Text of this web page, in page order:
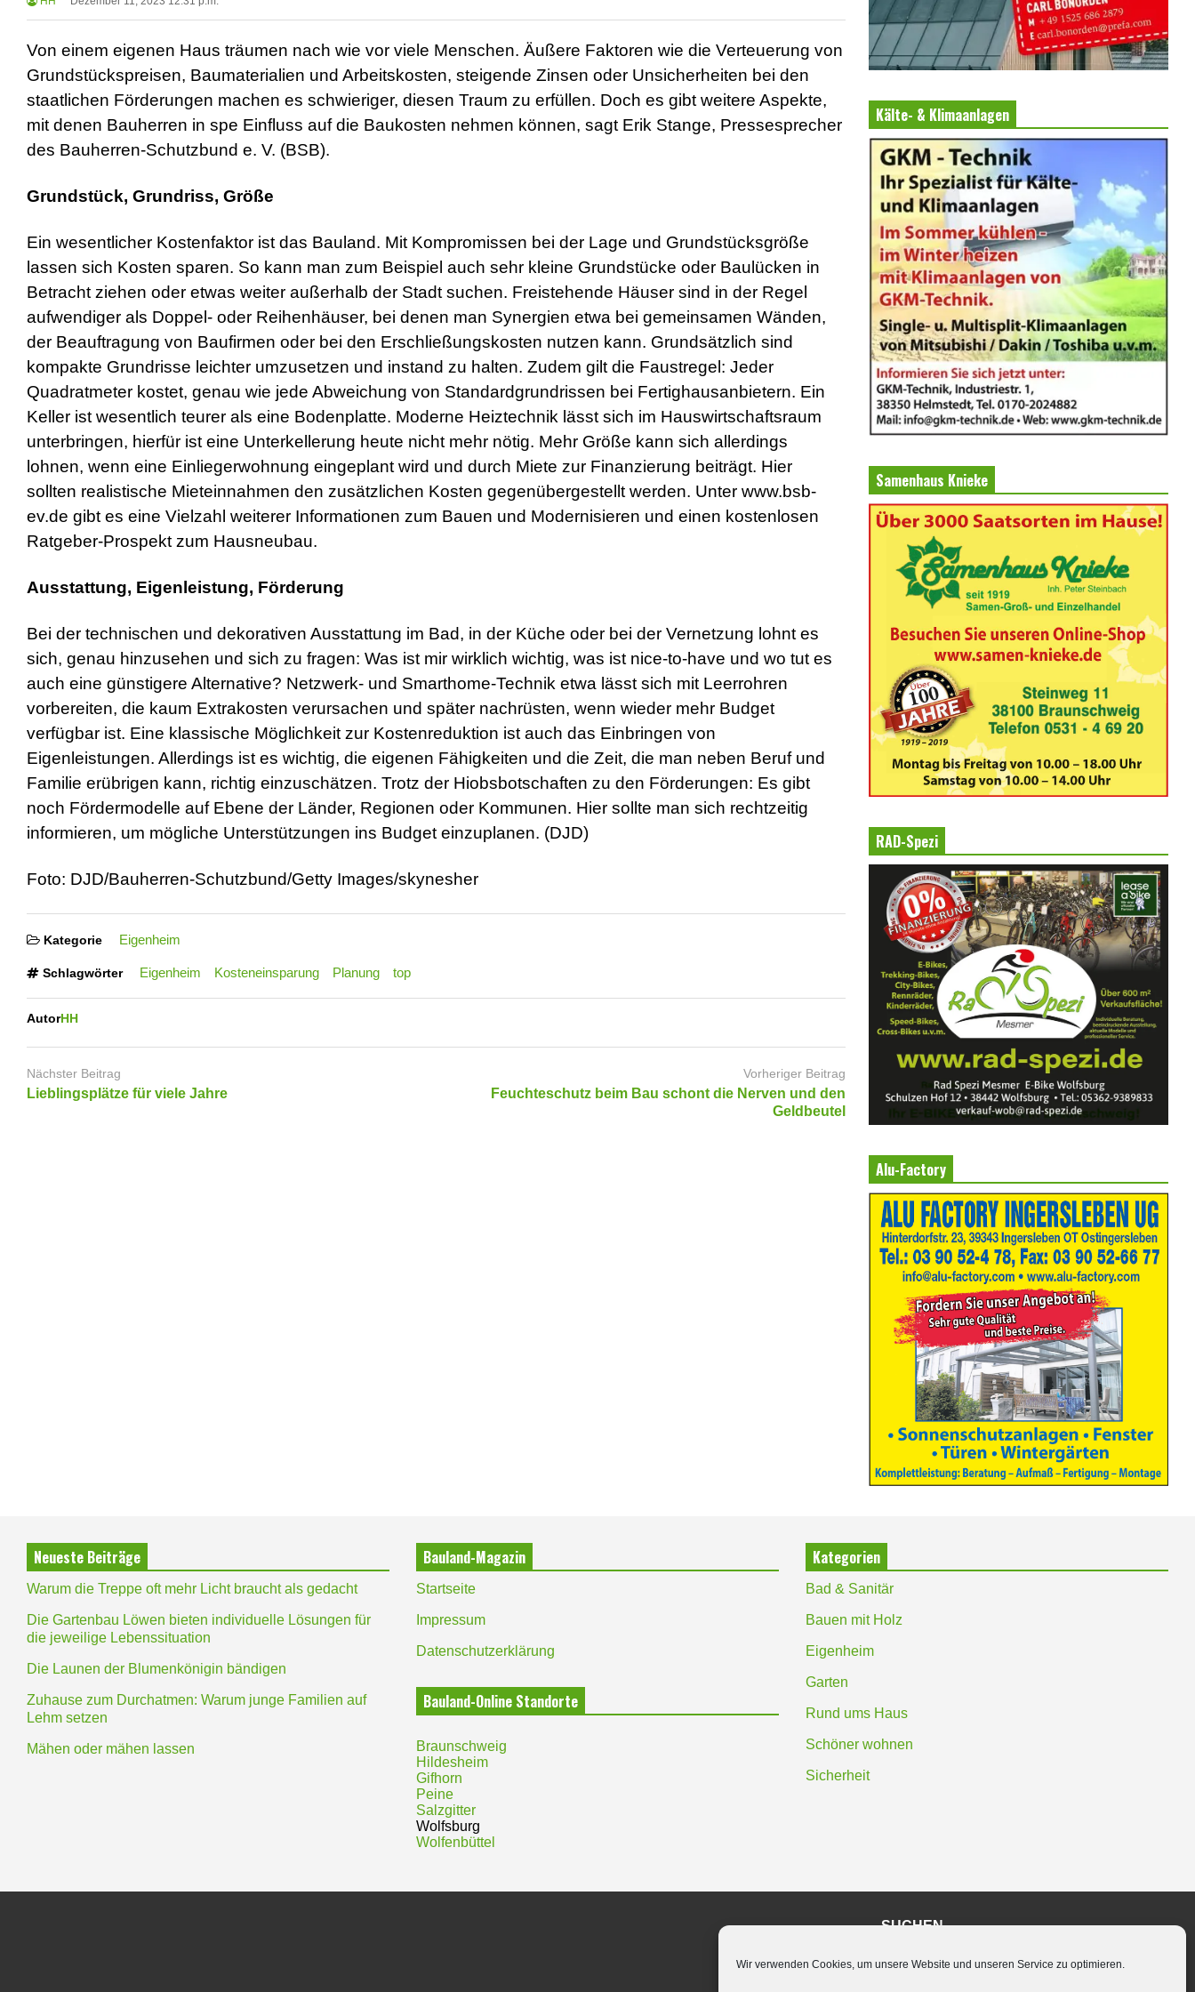
Wir verwenden Cookies, um unsere Website und unseren Service zu optimieren.
Von einem eigenen Haus träumen nach wie vor viele Menschen. Äußere Faktoren wie die Verteuerung von
Grundstückspreisen, Baumaterialien und Arbeitskosten, steigende Zinsen oder Unsicherheiten bei den
staatlichen Förderungen machen es schwieriger, diesen Traum zu erfüllen. Doch es gibt weitere Aspekte,
mit denen Bauherren in spe Einfluss auf die Baukosten nehmen können, sagt Erik Stange, Pressesprecher
des Bauherren-Schutzbund e. V. (BSB).
Grundstück, Grundriss, Größe
Ein wesentlicher Kostenfaktor ist das Bauland. Mit Kompromissen bei der Lage und Grundstücksgröße
lassen sich Kosten sparen. So kann man zum Beispiel auch sehr kleine Grundstücke oder Baulücken in
Betracht ziehen oder etwas weiter außerhalb der Stadt suchen. Freistehende Häuser sind in der Regel
aufwendiger als Doppel- oder Reihenhäuser, bei denen man Synergien etwa bei gemeinsamen Wänden,
der Beauftragung von Baufirmen oder bei den Erschließungskosten nutzen kann. Grundsätzlich sind
kompakte Grundrisse leichter umzusetzen und instand zu halten. Zudem gilt die Faustregel: Jeder
Quadratmeter kostet, genau wie jede Abweichung von Standardgrundrissen bei Fertighausanbietern. Ein
Keller ist wesentlich teurer als eine Bodenplatte. Moderne Heiztechnik lässt sich im Hauswirtschaftsraum
unterbringen, hierfür ist eine Unterkellerung heute nicht mehr nötig. Mehr Größe kann sich allerdings
lohnen, wenn eine Einliegerwohnung eingeplant wird und durch Miete zur Finanzierung beiträgt. Hier
sollten realistische Mieteinnahmen den zusätzlichen Kosten gegenübergestellt werden. Unter www.bsb-
ev.de gibt es eine Vielzahl weiterer Informationen zum Bauen und Modernisieren und einen kostenlosen
Ratgeber-Prospekt zum Hausneubau.
Ausstattung, Eigenleistung, Förderung
Bei der technischen und dekorativen Ausstattung im Bad, in der Küche oder bei der Vernetzung lohnt es
sich, genau hinzusehen und sich zu fragen: Was ist mir wirklich wichtig, was ist nice-to-have und wo tut es
auch eine günstigere Alternative? Netzwerk- und Smarthome-Technik etwa lässt sich mit Leerrohren
vorbereiten, die kaum Extrakosten verursachen und später nachrüsten, wenn wieder mehr Budget
verfügbar ist. Eine klassische Möglichkeit zur Kostenreduktion ist auch das Einbringen von
Eigenleistungen. Allerdings ist es wichtig, die eigenen Fähigkeiten und die Zeit, die man neben Beruf und
Familie erübrigen kann, richtig einzuschätzen. Trotz der Hiobsbotschaften zu den Förderungen: Es gibt
noch Fördermodelle auf Ebene der Länder, Regionen oder Kommunen. Hier sollte man sich rechtzeitig
informieren, um mögliche Unterstützungen ins Budget einzuplanen. (DJD)
Foto: DJD/Bauherren-Schutzbund/Getty Images/skynesher
Kategorie Eigenheim
Schlagwörter Eigenheim Kosteneinsparung Planung top
AutorHH
Nächster Beitrag
Lieblingsplätze für viele Jahre
Vorheriger Beitrag
Feuchteschutz beim Bau schont die Nerven und den
Geldbeutel
Kälte- & Klimaanlagen
Samenhaus Knieke
RAD-Spezi
Alu-Factory
Neueste Beiträge
Warum die Treppe oft mehr Licht braucht als gedacht
Die Gartenbau Löwen bieten individuelle Lösungen für
die jeweilige Lebenssituation
Die Launen der Blumenkönigin bändigen
Zuhause zum Durchatmen: Warum junge Familien auf
Lehm setzen
Mähen oder mähen lassen
Bauland-Magazin
Startseite
Impressum
Datenschutzerklärung
Bauland-Online Standorte
Braunschweig
Hildesheim
Gifhorn
Peine
Salzgitter
Wolfsburg
Wolfenbüttel
Kategorien
Bad & Sanitär
Bauen mit Holz
Eigenheim
Garten
Rund ums Haus
Schöner wohnen
Sicherheit
SUCHEN